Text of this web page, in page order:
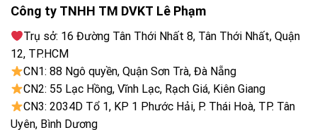
Ngôn Ngữ
Tiếng Anh/Việt
Giặt nước nóng
Công ty TNHH TM DVKT Lê Phạm
Trụ sở: 16 Đường Tân Thới Nhất 8, Tân Thới Nhất, Quận
12, TP.HCM
CN1: 88 Ngô quyền, Quận Sơn Trà, Đà Nẵng
CN2: 55 Lạc Hồng, Vĩnh Lạc, Rạch Giá, Kiên Giang
CN3: 2034D Tổ 1, KP 1 Phước Hải, P. Thái Hoà, TP. Tân
Uyên, Bình Dương